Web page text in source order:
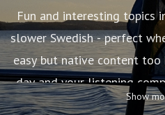
Fun and interesting topics
slower Swedish - perfect
easy but native content
day and your listening
lot!
Show